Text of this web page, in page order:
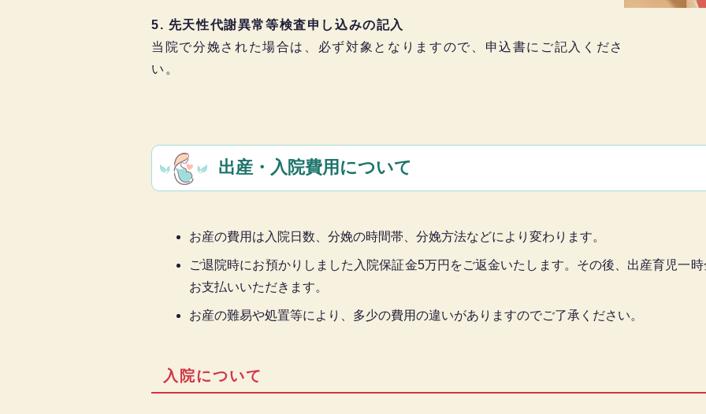
5. 先天性代謝異常等検査申し込みの記入
当院で分娩された場合は、必ず対象となりますので、申込書にご記入くださ
い。
出産・入院費用について
お産の費用は入院日数、分娩の時間帯、分娩方法などにより変わります。
ご退院時にお預かりしました入院保証金5万円をご返金いたします。その後、出産育児一
お支払いいただきます。
お産の難易や処置等により、多少の費用の違いがありますのでご了承ください。
入院について